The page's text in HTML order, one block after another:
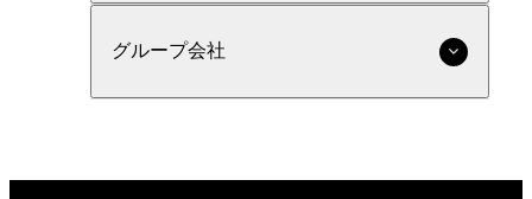
グループ会社